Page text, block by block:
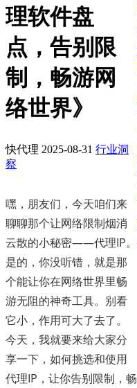
理软件盘
点，告别限
制，畅游网
络世界》
快代理 2025-08-31 行业洞
察
嘿，朋友们，今天咱们来
聊聊那个让网络限制烟消
云散的小秘密——代理IP。
是的，你没听错，就是那
个能让你在网络世界里畅
游无阻的神奇工具。别看
它小，作用可大了去了。
今天，我就要来给大家分
享一下，如何挑选和使用
代理IP，让你告别限制，畅